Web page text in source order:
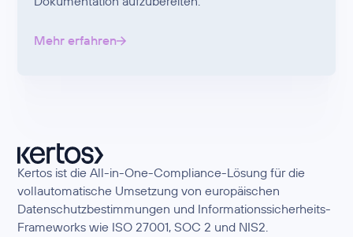
Mehr erfahren
Kertos ist die All-in-One-Compliance-Lösung für die
vollautomatische Umsetzung von europäischen
Datenschutzbestimmungen und Informationssicherheits-
Frameworks wie ISO 27001, SOC 2 und NIS2.